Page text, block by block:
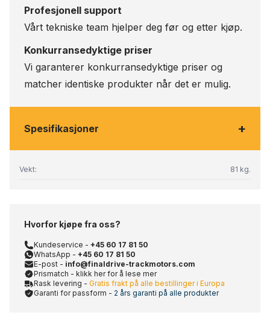
Profesjonell support
Vårt tekniske team hjelper deg før og etter kjøp.
Konkurransedyktige priser
Vi garanterer konkurransedyktige priser og
matcher identiske produkter når det er mulig.
Spesifikasjoner +
Vekt: 81 kg.
Hvorfor kjøpe fra oss?
Kundeservice - +45 60 17 81 50
WhatsApp - +45 60 17 81 50
E-post - info@finaldrive-trackmotors.com
Prismatch - klikk her for å lese mer
Rask levering - Gratis frakt på alle bestillinger i Europa
Garanti for passform - 2 års garanti på alle produkter